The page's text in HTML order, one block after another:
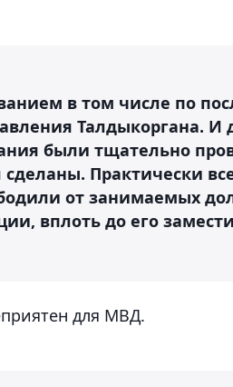
в том числе по
Талдыкоргана. И
были тщательно
Практически
от занимаемых
вплоть до его
для МВД.